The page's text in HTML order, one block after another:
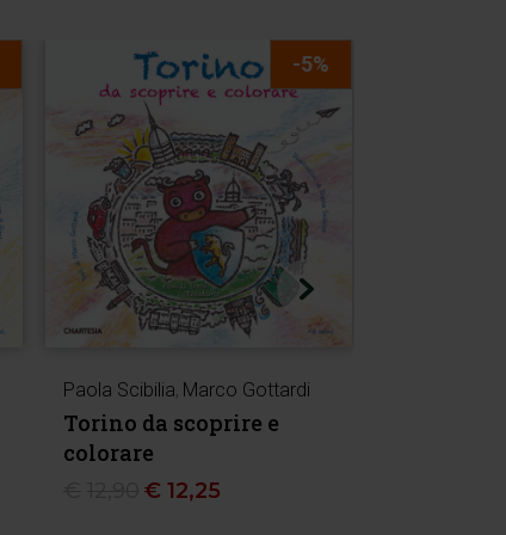
-5%
Paola Scibilia, Marco Gottardi
Torino da scoprire e
colorare
€ 12,25